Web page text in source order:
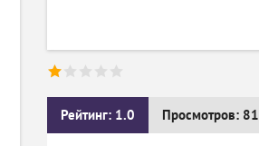
Рейтинг: 1.0 Просмотров: 81